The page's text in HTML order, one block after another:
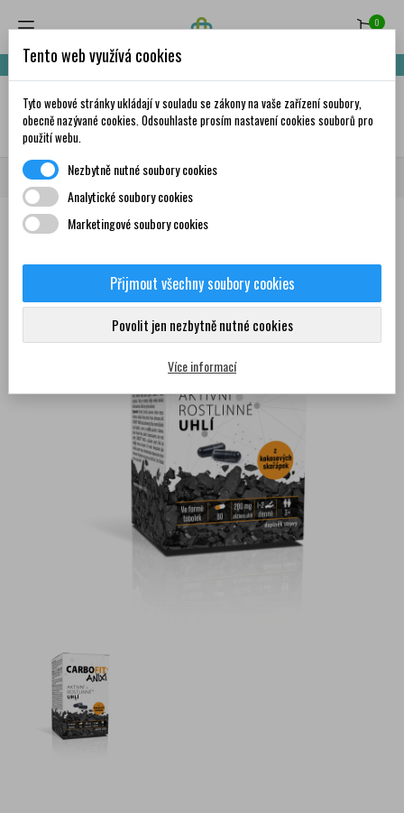
0
Nakupte za 999,- Kč a získáte dopravu zdarma!
✦AI
Domů Trápí mě Nadýmání CARBOFIT ANIXI 60 tobolek
Tento web využívá cookies
Tyto webové stránky ukládají v souladu se zákony na vaše zařízení soubory,
obecně nazývané cookies. Odsouhlaste prosím nastavení cookies souborů pro
použití webu.
Nezbytně nutné soubory cookies
Analytické soubory cookies
Marketingové soubory cookies
Přijmout všechny soubory cookies
Povolit jen nezbytně nutné cookies
Více informací